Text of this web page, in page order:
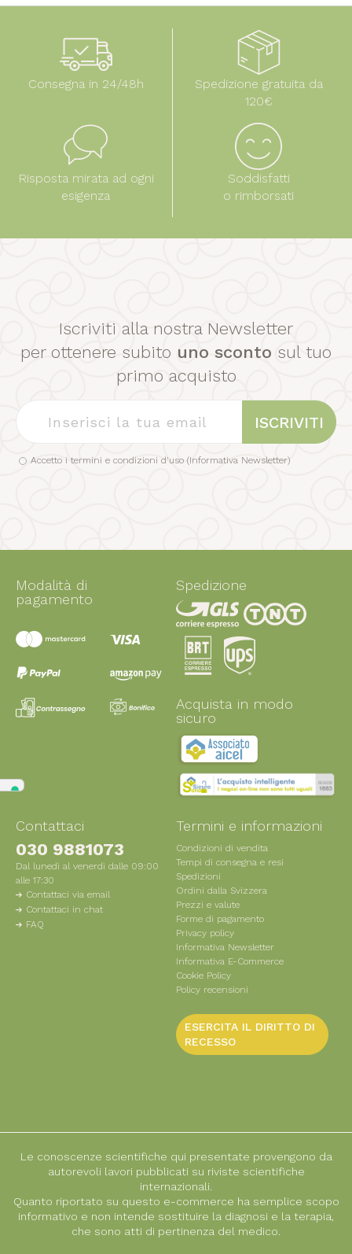
Consegna in 24/48h
Spedizione gratuita da
120€
Risposta mirata ad ogni
esigenza
Soddisfatti
o rimborsati
Iscriviti alla nostra Newsletter
per ottenere subito uno sconto sul tuo
primo acquisto
ISCRIVITI
Accetto i termini e condizioni d'uso (Informativa Newsletter)
Modalità di
pagamento
Spedizione
Acquista in modo
sicuro
Contattaci
030 9881073
Dal lunedì al venerdì dalle 09:00
alle 17:30
Contattaci via email
Contattaci in chat
FAQ
Termini e informazioni
Condizioni di vendita
Tempi di consegna e resi
Spedizioni
Ordini dalla Svizzera
Prezzi e valute
Forme di pagamento
Privacy policy
Informativa Newsletter
Informativa E-Commerce
Cookie Policy
Policy recensioni
ESERCITA IL DIRITTO DI
RECESSO
Le conoscenze scientifiche qui presentate provengono da
autorevoli lavori pubblicati su riviste scientifiche
internazionali.
Quanto riportato su questo e-commerce ha semplice scopo
informativo e non intende sostituire la diagnosi e la terapia,
che sono atti di pertinenza del medico.